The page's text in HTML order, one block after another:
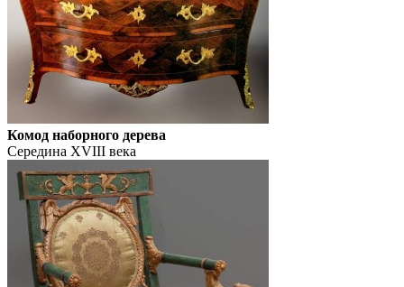
Комод наборного дерева
Середина XVIII века